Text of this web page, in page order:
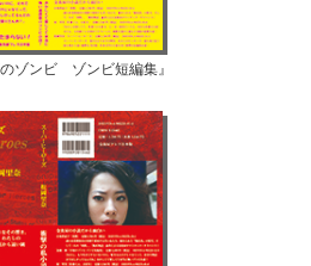
ゾンビ ゾンビ短編集』